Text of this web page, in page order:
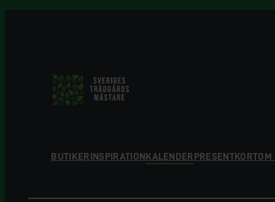
BUTIKER INSPIRATION KALENDER PRESENTKORTOM